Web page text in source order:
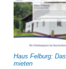
Haus Felburg:
mieten